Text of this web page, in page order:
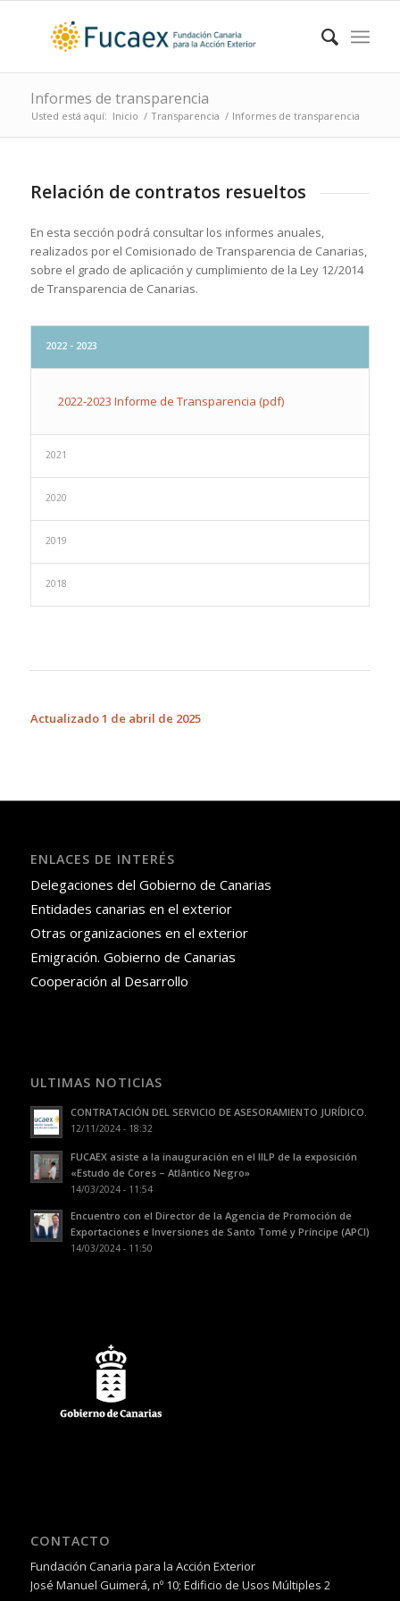
Informes de transparencia
Usted está aquí: Inicio / Transparencia / Informes de transparencia
Relación de contratos resueltos
En esta sección podrá consultar los informes anuales,
realizados por el Comisionado de Transparencia de Canarias,
sobre el grado de aplicación y cumplimiento de la Ley 12/2014
de Transparencia de Canarias.
2022 - 2023
2022-2023 Informe de Transparencia (pdf)
2021
2020
2019
2018
Actualizado 1 de abril de 2025
ENLACES DE INTERÉS
Delegaciones del Gobierno de Canarias
Entidades canarias en el exterior
Otras organizaciones en el exterior
Emigración. Gobierno de Canarias
Cooperación al Desarrollo
ULTIMAS NOTICIAS
CONTRATACIÓN DEL SERVICIO DE ASESORAMIENTO JURÍDICO.
12/11/2024 - 18:32
FUCAEX asiste a la inauguración en el IILP de la exposición
«Estudo de Cores – Atlântico Negro»
14/03/2024 - 11:54
Encuentro con el Director de la Agencia de Promoción de
Exportaciones e Inversiones de Santo Tomé y Príncipe (APCI)
14/03/2024 - 11:50
CONTACTO
Fundación Canaria para la Acción Exterior
José Manuel Guimerá, nº 10; Edificio de Usos Múltiples 2